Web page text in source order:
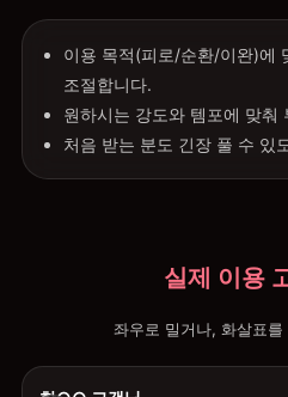
이용 목적(피로/순환/이완)에
조절합니다.
원하시는 강도와 템포에 맞춰
처음 받는 분도 긴장 풀 수 있
실제 이용
좌우로 밀거나, 화살표